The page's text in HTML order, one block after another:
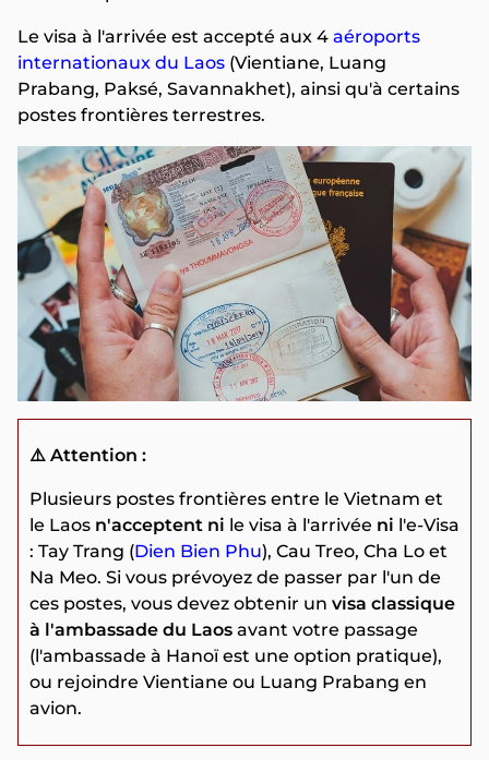
Le visa à l'arrivée est accepté aux 4 aéroports
internationaux du Laos (Vientiane, Luang
Prabang, Paksé, Savannakhet), ainsi qu'à certains
postes frontières terrestres.
⚠️ Attention :
Plusieurs postes frontières entre le Vietnam et
le Laos n'acceptent ni le visa à l'arrivée ni l'e-Visa
: Tay Trang (Dien Bien Phu), Cau Treo, Cha Lo et
Na Meo. Si vous prévoyez de passer par l'un de
ces postes, vous devez obtenir un visa classique
à l'ambassade du Laos avant votre passage
(l'ambassade à Hanoï est une option pratique),
ou rejoindre Vientiane ou Luang Prabang en
avion.